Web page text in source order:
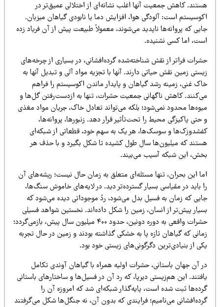
کاهش جمعیت آنها اغلب نشانه‌ای از اختلالی عمیق‌تر در
است: آلودگی هوا، افزایش دما یا نابودی گیاهان میزبان.
که پروانه‌ها ناپدید می‌شوند، معمولاً طبیعت پیش از آن فریاد زده
اما کسی نشنیده.
فراتر از نقش شناخته‌شده گرده‌افشانی، در بسیاری از چرخه‌های
زمین نقش حیاتی دارند. آنها با تجزیه مواد آلی و تبدیل آنها به
غنی، زمینه رشد گیاهان و پایدار ماندن اکوسیستم را فراهم
کاهش ناگهانی جمعیت حشرات، تنها به ازدست‌رفتن گل‌ها و
محدود نمی‌شود؛ بلکه می‌تواند تعادل خاک، جریان مواد مغذی
پاکیزگی محیط را تحت‌تأثیر قرار دهد. زنبورها، پروانه‌ها،
و سوسک‌ها، هر یک به سهم خود، قطعاتی از شبکه‌ای
که میلیون‌ها سال طول کشیده تا شکل بگیرد و با حذف هر
این شبکه آسیب می‌بیند.
این بحران، تنها مسئله‌ای متعلق به زمان حال نیست؛ ریشه‌های آن
باید در مقیاسی بسیار گسترده‌تر دید. در لایه‌های خاموش سنگ‌ها،
که زمان به فسیل بدل می‌شود، ردّ موجوداتی دیده می‌شود که
پیش‌تر از انسان، زمین را شکل داده‌اند. نخستین شواهد فسیلی
حشرات واقعی به دوره دونین، حدود ۴۰۰ میلیون سال پیش، بازمی‌گردد؛
که گیاهان تازه پا به خشکی گذاشته بودند و زمین در حال تجربه
از بنیادی‌ترین دگرگونی‌های زیستی خود بود.
آن جهان باستانی، حشرات اولیه همراه با گیاهان آوندی تکامل
این هم‌زیستی دیرپا، که رد آن در فسیل‌ها و ساختارهای باستانی
ثبت شده است، پایه‌گذار شبکه‌ای شد که امروزه آن را
می‌نامیم؛ فرایندی که بدون آن، نه جنگل‌ها شکل می‌گرفتند